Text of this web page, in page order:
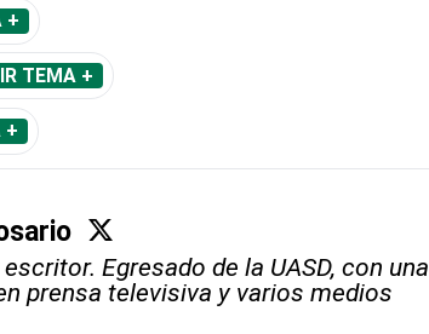
+
TEMA +
+
Egresado de la UASD, con una
prensa televisiva y varios medios